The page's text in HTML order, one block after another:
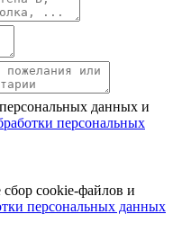
данных и
персональных
сбор cookie-файлов и
персональных данных